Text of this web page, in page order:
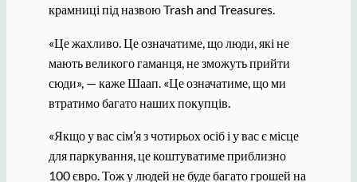
крамниці під назвою Trash and Treasures.
«Це жахливо. Це означатиме, що люди, які не
мають великого гаманця, не зможуть прийти
сюди», — каже Шаап. «Це означатиме, що ми
втратимо багато наших покупців.
«Якщо у вас сім’я з чотирьох осіб і у вас є місце
для паркування, це коштуватиме приблизно
100 євро. Тож у людей не буде багато грошей на